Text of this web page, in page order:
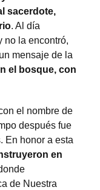
sacerdote,
. Al día
no la encontró,
mensaje de la
el bosque, con
el nombre de
después fue
En honor a esta
en
de Nuestra